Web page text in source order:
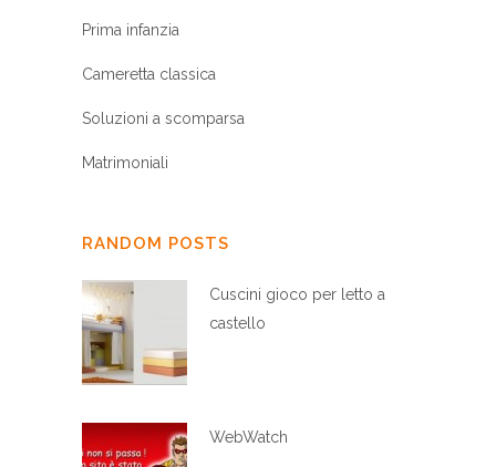
Prima infanzia
Cameretta classica
Soluzioni a scomparsa
Matrimoniali
RANDOM POSTS
Cuscini gioco per letto a
castello
WebWatch